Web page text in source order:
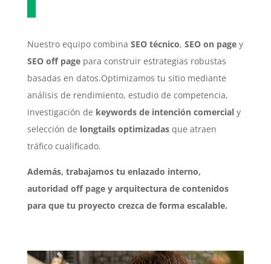
Nuestro equipo combina SEO técnico, SEO on pagey
SEO off pagepara construir estrategias robustas
basadas en datos.Optimizamos tu sitio mediante
análisis de rendimiento, estudio de competencia,
investigación de keywords de intención comercialy
selección de longtails optimizadasque atraen
tráfico cualificado.
Además, trabajamos tu enlazado interno,
autoridad off page y arquitectura de contenidos
para que tu proyecto crezca de forma escalable.